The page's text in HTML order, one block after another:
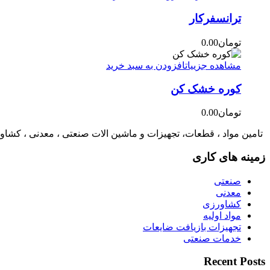
ترانسفرکار
تومان0.00
مشاهده جزییاتافزودن به سبد خرید
کوره خشک کن
تومان0.00
تامین مواد ، قطعات، تجهیزات و ماشین الات صنعتی ، معدنی ،
زمینه های کاری
صنعتی
معدنی
کشاورزی
مواد اولیه
تجهیزات بازیافت ضایعات
خدمات صنعتی
Recent Posts